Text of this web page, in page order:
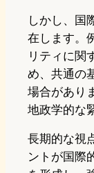
しかし、国
在します。
リティに関
め、共通の
場合があり
地政学的な
長期的な視
ントが国際